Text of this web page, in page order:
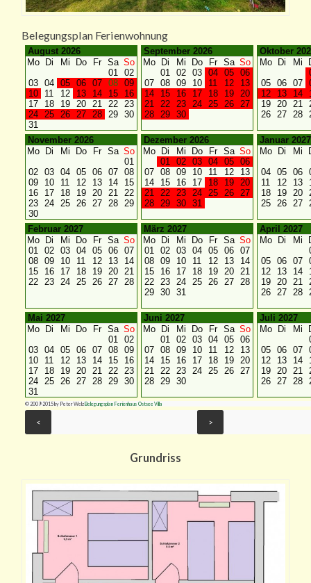
Belegungsplan Ferienwohnung
August 2026
Mo Di Mi Do Fr Sa So
01
02
03 04 05 06 07 08
09
10
11 12 13 14 15
16
17
18 19 20 21 22
23
24
25 26 27 28 29
30
31
September 2026
Mo Di Mi Do Fr Sa So
01
02 03 04 05
06
07 08 09 10 11 12
13
14
15 16 17 18 19
20
21
22 23 24 25 26
27
28
29 30
Oktober
Mo
Di Mi
05
06 07
12
13 14
19
20 21
26
27 28
November 2026
Mo Di Mi Do Fr Sa So
01
02 03 04 05 06 07
08
09
10 11 12 13 14
15
16
17 18 19 20 21
22
23
24 25 26 27 28
29
30
Dezember 2026
Mo Di Mi Do Fr Sa So
01
02 03 04 05
06
07 08 09 10 11 12
13
14
15 16 17 18 19
20
21
22 23 24 25 26
27
28
29 30 31
Januar 2027
Mo
Di Mi
04
05 06
11
12 13
18
19 20
25
26 27
Februar 2027
Mo Di Mi Do Fr Sa So
01
02 03 04 05 06
07
08 09 10 11 12 13
14
15
16 17 18 19 20
21
22
23 24 25 26 27 28
März 2027
Mo Di Mi Do Fr Sa So
01
02 03 04 05 06
07
08 09 10 11 12 13
14
15
16 17 18 19 20
21
22
23 24 25 26 27
28
29 30 31
April 2027
Mo
Di Mi
05
06 07
12
13 14
19
20 21
26
27 28
Mai 2027
Mo Di Mi Do Fr Sa So
01
02
03 04 05 06 07 08
09
10
11 12 13 14 15
16
17
18 19 20 21 22
23
24
25 26 27 28 29
30
31
Juni 2027
Mo Di Mi Do Fr Sa So
01
02 03 04 05
06
07 08 09 10 11 12
13
14
15 16 17 18 19
20
21
22 23 24 25 26
27
28
29 30
Juli 2027
Mo
Di Mi
05
06 07
12
13 14
19
20 21
26
27 28
© 2009-2015 by Peter WelzBelegungsplan Ferienhaus Ostsee Villa
Grundriss